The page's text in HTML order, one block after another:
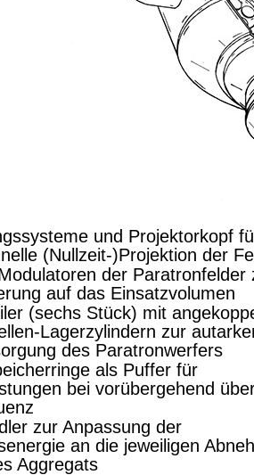
und Projektorkopf
(Nullzeit-)Projektion der
der Paratronfelder
auf das Einsatzvolumen
(sechs Stück) mit
Lagerzylindern zur
des Paratronwerfers
als Puffer für
bei vorübergehend
zur Anpassung der
an die jeweiligen
Aggregats